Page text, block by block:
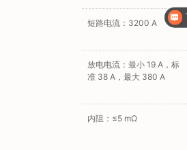
短路电流：3200 A
放电电流：最小 19 A，标
准 38 A，最大 380 A
内阻：≤5 mΩ